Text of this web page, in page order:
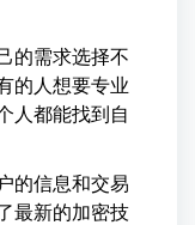
的需求选择不
的人想要专业
人都能找到自
的信息和交易
最新的加密技